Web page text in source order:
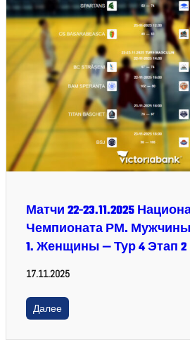
Матчи 22-23.11.2025
Чемпионата РМ. Мужчины
1. Женщины — Тур 4 Этап 2
17.11.2025
Далее